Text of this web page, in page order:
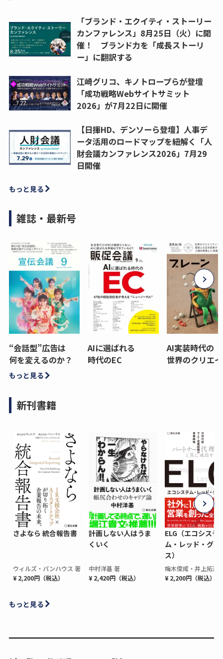
「ブランド・エクイティ・ストーリー
カンファレンス」8月25日（火）に開
催！ ブランド力を「成長ストーリ
ー」に翻訳する
江崎グリコ、キノトロープらが登壇
「成功戦略Webサイトサミット
2026」が7月22日に開催
【日揮HD、デンソーら登壇】人事デ
ータ活用のロードマップを紐解く「人
財会議カンファレンス2026」7月29
日開催
もっと見る
雑誌・最新号
“会話型”広告は
何を変えるのか？
AIに選ばれる
時代のEC
AI実装時代の
世界のクリエ
もっと見る
新刊書籍
さよなら 統合報告書
ウィルズ・パンハウス 著
¥ 2,200円（税込）
計画しない人はうま
くいく
中村洋基 著
¥ 2,420円（税込）
ELG（エコシステ
ム・レッド・グロ
ス）
梅木俊成・井上拓海
¥ 2,200円（税込）
もっと見る